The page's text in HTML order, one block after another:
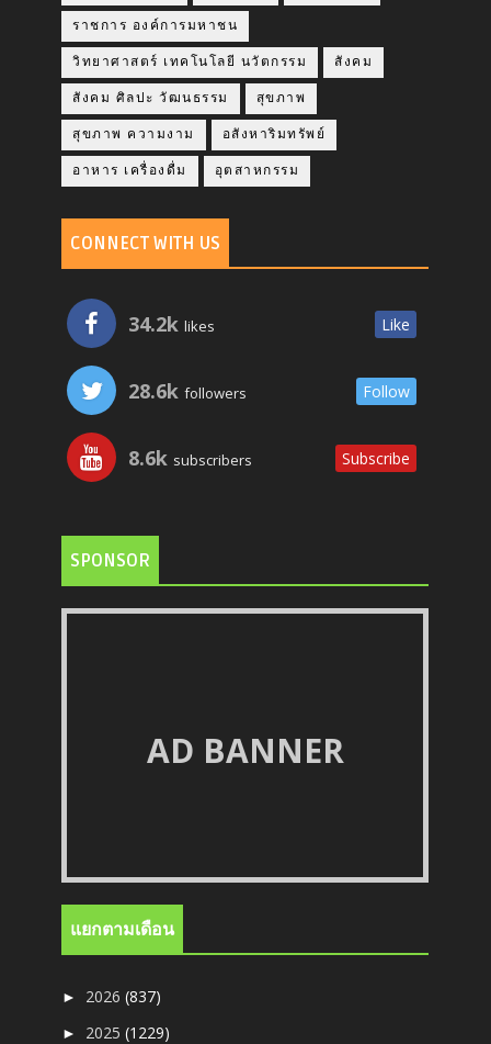
ราชการ องค์การมหาชน
วิทยาศาสตร์ เทคโนโลยี นวัตกรรม สังคม
สังคม ศิลปะ วัฒนธรรม สุขภาพ
สุขภาพ ความงาม อสังหาริมทรัพย์
อาหาร เครื่องดื่ม อุตสาหกรรม
CONNECT WITH US
34.2k likes Like
28.6k followers Follow
8.6k subscribers Subscribe
SPONSOR
AD BANNER
แยกตามเดือน
► 2026(837)
► 2025(1229)